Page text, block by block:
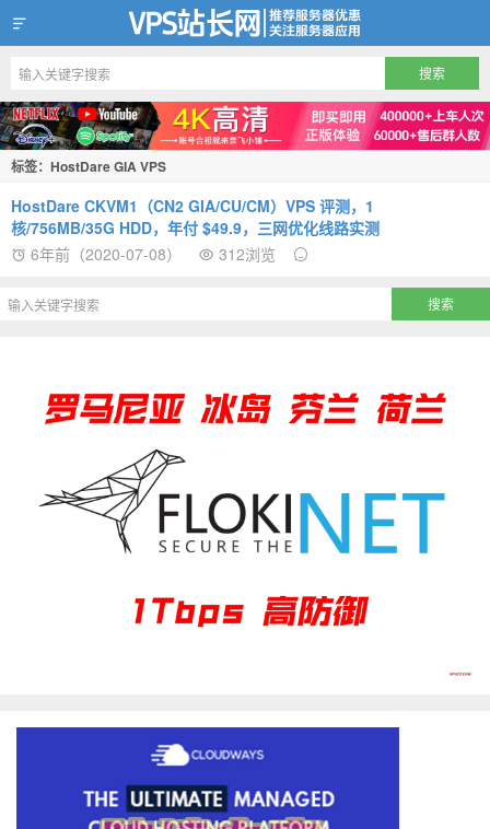
VPS站长网
标签：HostDare GIA VPS
HostDare CKVM1（CN2 GIA/CU/CM）VPS 评测，1
核/756MB/35G HDD，年付 $49.9，三网优化线路实测
6年前（2020-07-08）
312浏览